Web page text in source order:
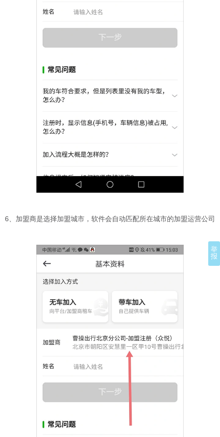
6、加盟商是选择加盟城市，软件会自动匹配所在城市的加盟运营公司
举
报